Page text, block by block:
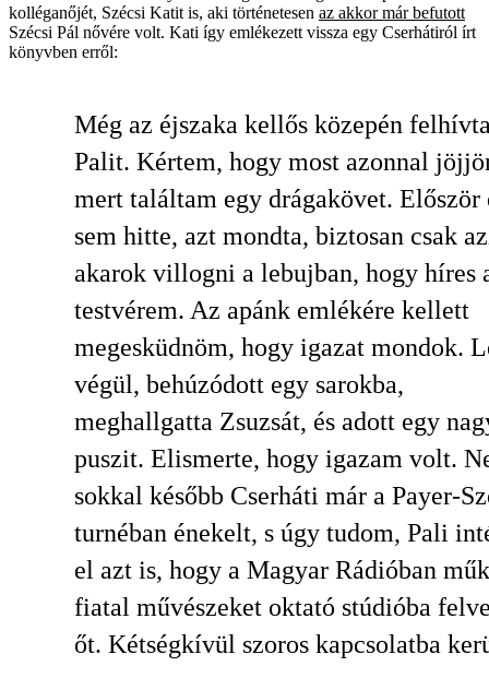
kolléganőjét, Szécsi Katit is, aki történetesen az akkor már befutott
Szécsi Pál nővére volt. Kati így emlékezett vissza egy Cserhátiról írt
könyvben erről:
Még az éjszaka kellős közepén
Palit. Kértem, hogy most azonnal
mert találtam egy drágakövet. Először
sem hitte, azt mondta, biztosan csak
akarok villogni a lebujban, hogy híres
testvérem. Az apánk emlékére kellett
megesküdnöm, hogy igazat mondok.
végül, behúzódott egy sarokba,
meghallgatta Zsuzsát, és adott egy
puszit. Elismerte, hogy igazam volt.
sokkal később Cserháti már a Payer-
turnéban énekelt, s úgy tudom, Pali
el azt is, hogy a Magyar Rádióban
fiatal művészeket oktató stúdióba
őt. Kétségkívül szoros kapcsolatba